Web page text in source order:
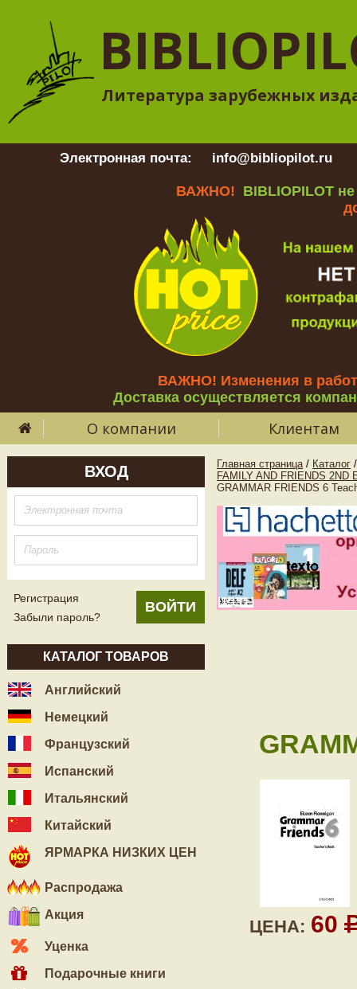
Литература зарубежных
Электронная почта: info@bibliopilot.ru
ВАЖНО! BIBLIOPILOT
ВАЖНО! Изменения в
Доставка осуществляется
О компании Клиентам
ВХОД
Регистрация
Забыли пароль?
КАТАЛОГ ТОВАРОВ
Английский
Немецкий
Французский
Испанский
Итальянский
Китайский
ЯРМАРКА НИЗКИХ ЦЕН
Распродажа
Акция
Уценка
Подарочные книги
Главная страница / Каталог /
FAMILY AND FRIENDS
GRAMMAR FRIENDS 6
ЦЕНА: 60